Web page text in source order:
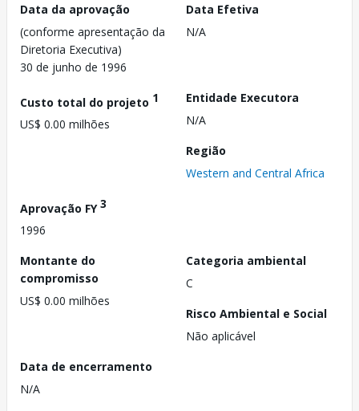
Data da aprovação
(conforme apresentação da
Diretoria Executiva)
30 de junho de 1996
Data Efetiva
N/A
Custo total do projeto 1
US$ 0.00 milhões
Entidade Executora
N/A
Região
Western and Central Africa
Aprovação FY3
1996
Montante do
compromisso
US$ 0.00 milhões
Categoria ambiental
C
Risco Ambiental e Social
Não aplicável
Data de encerramento
N/A